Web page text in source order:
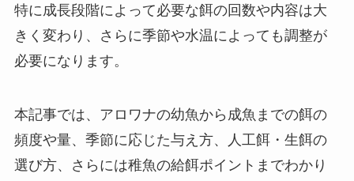
特に成長段階によって必要な餌の回数や内容は大
きく変わり、さらに季節や水温によっても調整が
必要になります。
本記事では、アロワナの幼魚から成魚までの餌の
頻度や量、季節に応じた与え方、人工餌・生餌の
選び方、さらには稚魚の給餌ポイントまでわかり